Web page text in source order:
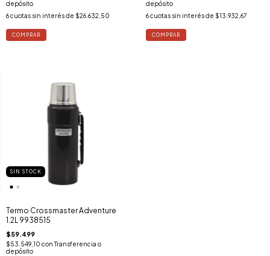
depósito
6cuotas sin interés de $26.632,50
depósito
6 cuotas sin interés de $13.932,67
SIN STOCK
Termo Crossmaster Adventure
1.2L 9938515
$59.499
$53.549,10 con Transferencia o
depósito